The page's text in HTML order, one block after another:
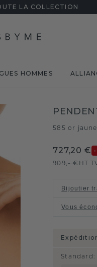
LA COLLECTION
HOMMES
585 or jaune
727,20 €
909,- €HT
Bijoutier
Vous
Standard :